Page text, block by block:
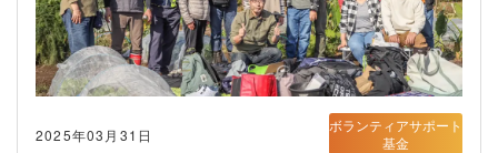
2025年03月31日
ボランティアサポート
基金